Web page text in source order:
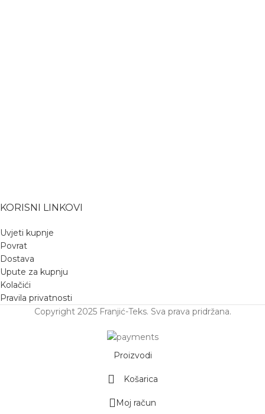
KORISNI LINKOVI
Uvjeti kupnje
Povrat
Dostava
Upute za kupnju
Kolačići
Pravila privatnosti
Copyright 2025 Franjić-Teks. Sva prava pridržana.
Proizvodi
Košarica
Moj račun